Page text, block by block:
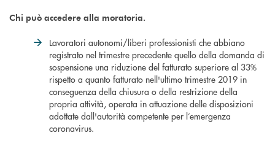
Chi può accedere alla moratoria.
Lavoratori autonomi/liberi professionisti che abbiano
registrato nel trimestre precedente quello della domanda di
sospensione una riduzione del fatturato superiore al 33%
rispetto a quanto fatturato nell'ultimo trimestre 2019 in
conseguenza della chiusura o della restrizione della
propria attività, operata in attuazione delle disposizioni
adottate dall'autorità competente per l’emergenza
coronavirus.